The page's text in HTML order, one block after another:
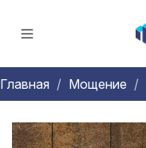
Главная Мощение